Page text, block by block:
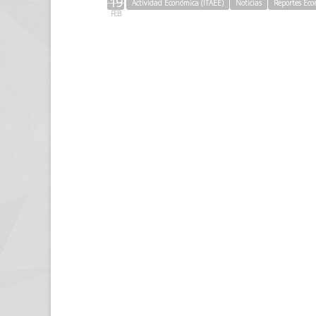
FEB
Actividad Económica (ITAEE) Noticias Reportes